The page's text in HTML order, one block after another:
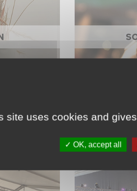
site uses cookies and
OK, accept all